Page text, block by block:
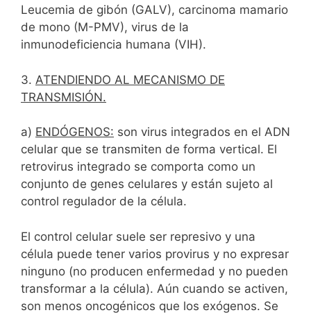
Leucemia de gibón (GALV), carcinoma mamario
de mono (M-PMV), virus de la
inmunodeficiencia humana (VIH).
3. ATENDIENDO AL MECANISMO DE
TRANSMISIÓN.
a) ENDÓGENOS: son virus integrados en el ADN
celular que se transmiten de forma vertical. El
retrovirus integrado se comporta como un
conjunto de genes celulares y están sujeto al
control regulador de la célula.
El control celular suele ser represivo y una
célula puede tener varios provirus y no expresar
ninguno (no producen enfermedad y no pueden
transformar a la célula). Aún cuando se activen,
son menos oncogénicos que los exógenos. Se